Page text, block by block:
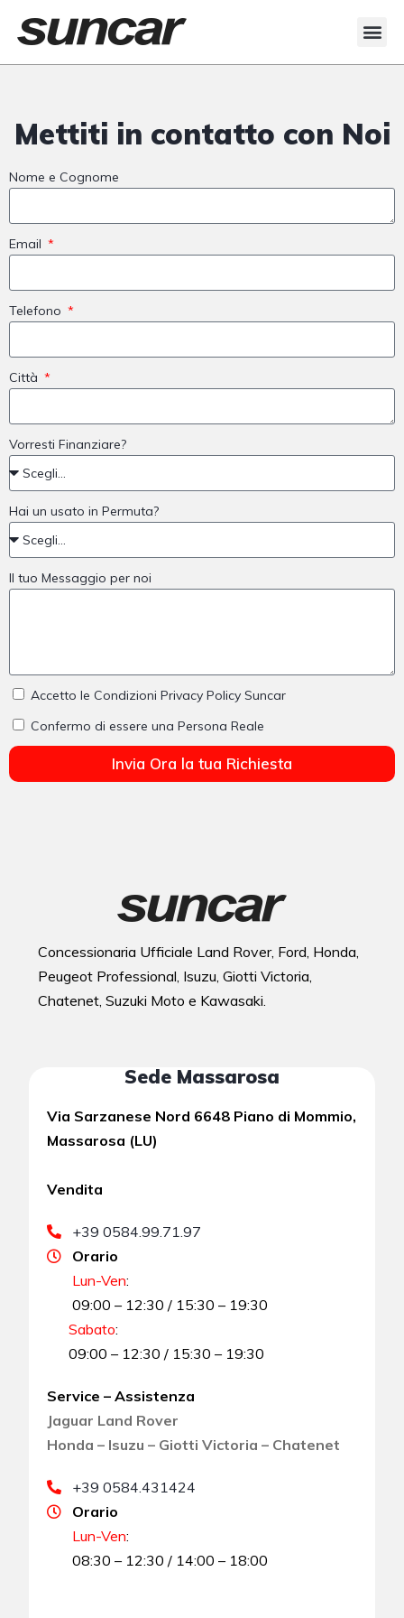
Mettiti in contatto con Noi
Nome e Cognome
Email
Telefono
Città
Vorresti Finanziare?
Hai un usato in Permuta?
Il tuo Messaggio per noi
Accetto le Condizioni Privacy Policy Suncar
Confermo di essere una Persona Reale
Invia Ora la tua Richiesta
Concessionaria Ufficiale Land Rover, Ford, Honda,
Peugeot Professional, Isuzu, Giotti Victoria,
Chatenet, Suzuki Moto e Kawasaki.
Sede Massarosa
Via Sarzanese Nord 6648 Piano di Mommio,
Massarosa (LU)
Vendita
+39 0584.99.71.97
Orario
Lun-Ven:
09:00 – 12:30 / 15:30 – 19:30
Sabato:
09:00 – 12:30 / 15:30 – 19:30
Service – Assistenza
Jaguar Land Rover
Honda – Isuzu – Giotti Victoria – Chatenet
+39 0584.431424
Orario
Lun-Ven:
08:30 – 12:30 / 14:00 – 18:00